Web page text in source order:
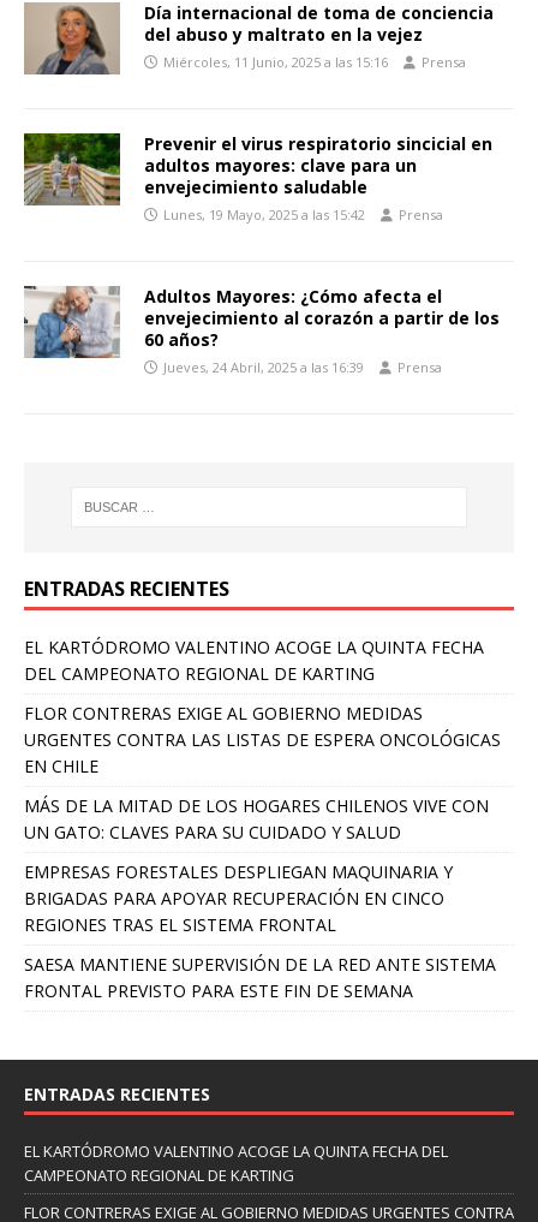
Día internacional de toma de conciencia
del abuso y maltrato en la vejez
Miércoles, 11 Junio, 2025 a las 15:16 Prensa
Prevenir el virus respiratorio sincicial en
adultos mayores: clave para un
envejecimiento saludable
Lunes, 19 Mayo, 2025 a las 15:42 Prensa
Adultos Mayores: ¿Cómo afecta el
envejecimiento al corazón a partir de los
60 años?
Jueves, 24 Abril, 2025 a las 16:39 Prensa
ENTRADAS RECIENTES
EL KARTÓDROMO VALENTINO ACOGE LA QUINTA FECHA
DEL CAMPEONATO REGIONAL DE KARTING
FLOR CONTRERAS EXIGE AL GOBIERNO MEDIDAS
URGENTES CONTRA LAS LISTAS DE ESPERA ONCOLÓGICAS
EN CHILE
MÁS DE LA MITAD DE LOS HOGARES CHILENOS VIVE CON
UN GATO: CLAVES PARA SU CUIDADO Y SALUD
EMPRESAS FORESTALES DESPLIEGAN MAQUINARIA Y
BRIGADAS PARA APOYAR RECUPERACIÓN EN CINCO
REGIONES TRAS EL SISTEMA FRONTAL
SAESA MANTIENE SUPERVISIÓN DE LA RED ANTE SISTEMA
FRONTAL PREVISTO PARA ESTE FIN DE SEMANA
ENTRADAS RECIENTES
EL KARTÓDROMO VALENTINO ACOGE LA QUINTA FECHA DEL
CAMPEONATO REGIONAL DE KARTING
FLOR CONTRERAS EXIGE AL GOBIERNO MEDIDAS URGENTES CONTRA